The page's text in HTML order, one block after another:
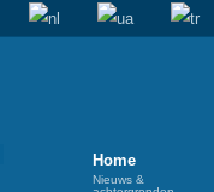
Home
Nieuws &